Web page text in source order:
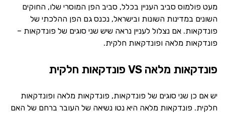
מעט פולמוס סביב העניין בכלל, סביב הפן המוסרי שלו, החוקים
השונים במדינות השונות ובישראל, נכנס גם הפן ההלכתי של
פונדקאות. אם נצלול לעניין נראה שיש שני סוגים של פונדקאות –
פונדקאות מלאה ופונדקאות חלקית.
פונדקאות מלאה VS פונדקאות חלקית
יש אם כן שני סוגים של פונדקאות, פונדקאות מלאה ופונדקאות
חלקית. פונדקאות מלאה היא נטו נשיאה של העובר ברחם של האם